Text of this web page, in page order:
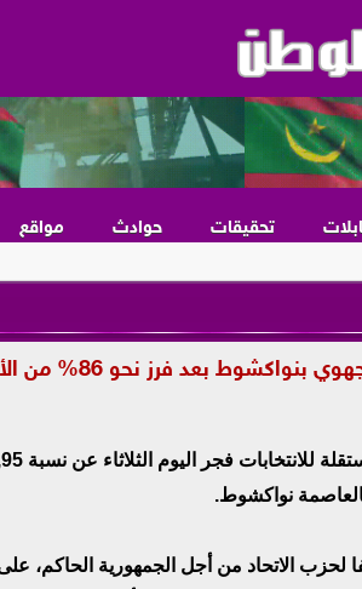
تحقيقات حوادث مواقع
بعد فرز نحو 86% من الأصوات
نواكشوط.
لحزب الاتحاد من أجل الجمهورية